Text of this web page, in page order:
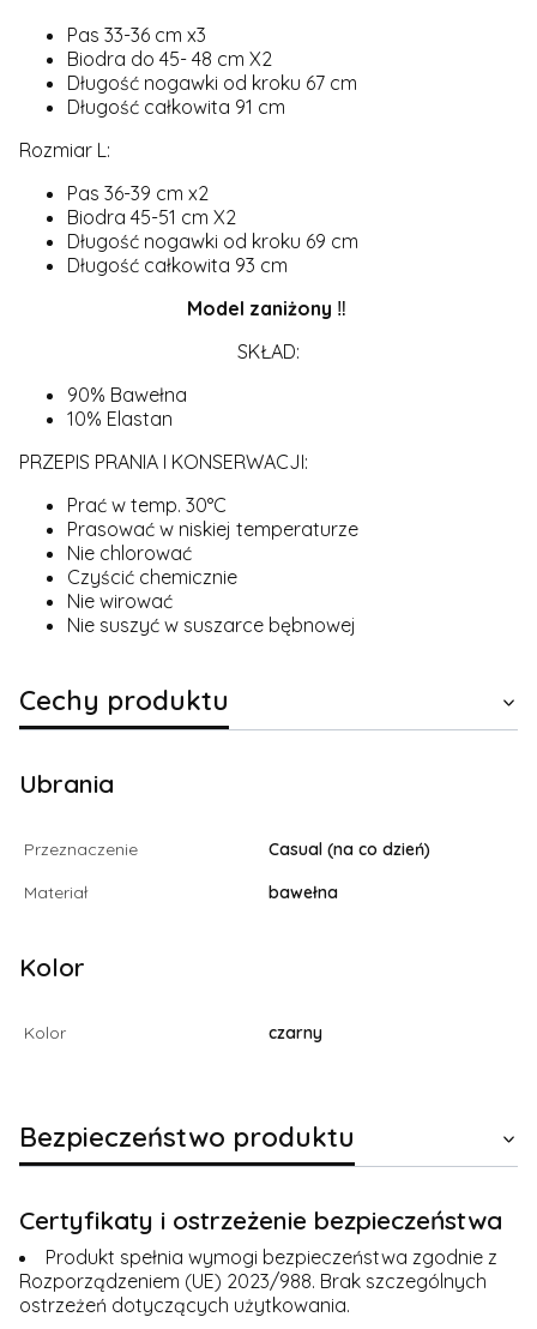
Pas 33-36 cm x3
Biodra do 45- 48 cm X2
Długość nogawki od kroku 67 cm
Długość całkowita 91 cm
Rozmiar L:
Pas 36-39 cm x2
Biodra 45-51 cm X2
Długość nogawki od kroku 69 cm
Długość całkowita 93 cm
Model zaniżony ‼️
SKŁAD:
90% Bawełna
10% Elastan
PRZEPIS PRANIA I KONSERWACJI:
Prać w temp. 30°C
Prasować w niskiej temperaturze
Nie chlorować
Czyścić chemicznie
Nie wirować
Nie suszyć w suszarce bębnowej
Cechy produktu
Ubrania
Przeznaczenie
Casual (na co dzień)
Materiał
bawełna
Kolor
Kolor czarny
Bezpieczeństwo produktu
Certyfikaty i ostrzeżenie bezpieczeństwa
Produkt spełnia wymogi bezpieczeństwa zgodnie z
Rozporządzeniem (UE) 2023/988. Brak szczególnych
ostrzeżeń dotyczących użytkowania.